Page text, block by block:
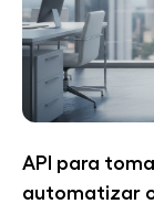
API para
automatizar